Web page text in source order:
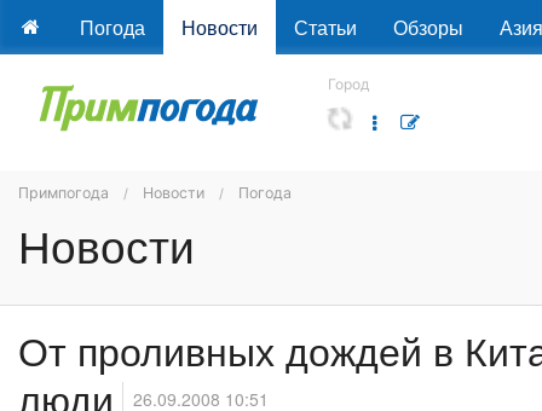
Погода Новости Статьи Обзоры Азия
Город
Примпогода Новости Погода
Новости
От проливных дождей в
люди
26.09.2008 10:51